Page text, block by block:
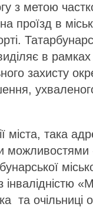
з метою
проїзд в
в
захисту
міста, така
інвалідністю
та очільниці